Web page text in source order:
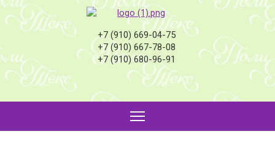
+7 (910) 669-04-75
+7 (910) 667-78-08
+7 (910) 680-96-91